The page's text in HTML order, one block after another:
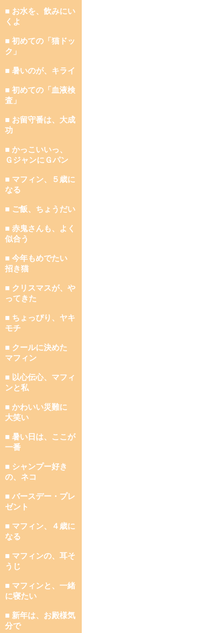
■ お水を、飲みにい
くよ
■ 初めての「猫ドッ
ク」
■ 暑いのが、キライ
■ 初めての「血液検
査」
■ お留守番は、大成
功
■ かっこいいっ、
ＧジャンにＧパン
■ マフィン、５歳に
なる
■ ご飯、ちょうだい
■ 赤鬼さんも、よく
似合う
■ 今年もめでたい
招き猫
■ クリスマスが、や
ってきた
■ ちょっぴり、ヤキ
モチ
■ クールに決めた
マフィン
■ 以心伝心、マフィ
ンと私
■ かわいい災難に
大笑い
■ 暑い日は、ここが
一番
■ シャンプー好き
の、ネコ
■ バースデー・プレ
ゼント
■ マフィン、４歳に
なる
■ マフィンの、耳そ
うじ
■ マフィンと、一緒
に寝たい
■ 新年は、お殿様気
分で